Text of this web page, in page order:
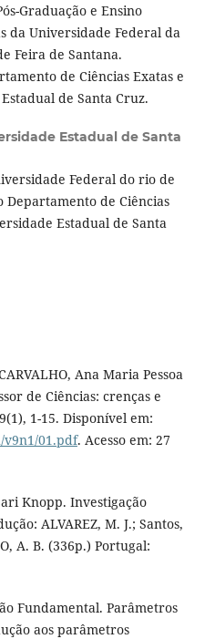
Graduação e Ensino
da Universidade Federal da
Feira de Santana.
de Ciências Exatas e
de Santa Cruz.
Estadual de Santa
Federal do rio de
Departamento de Ciências
Estadual de Santa
Ana Maria Pessoa
de Ciências: crenças e
1-15. Disponível em:
01.pdf. Acesso em: 27
Knopp. Investigação
ALVAREZ, M. J.; Santos,
A. B. (336p.) Portugal:
Fundamental. Parâmetros
aos parâmetros